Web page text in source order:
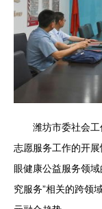
潍坊市委社会
志愿服务工作的开
眼健康公益服务领
究服务”相关的跨领